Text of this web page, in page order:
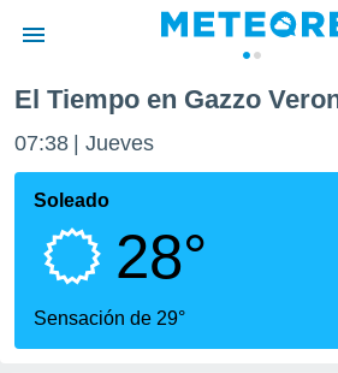
de
por
que se
calidad.
a este
las
El Tiempo en Gazzo
07:38 Jueves
Soleado
28°
Sensación de 29°